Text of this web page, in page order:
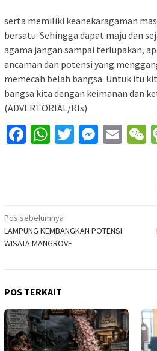
serta memiliki keanekaragaman
bersatu. Sehingga dapat maju dan
agama jangan sampai terlupakan,
ancaman dan potensi yang
memecah belah bangsa. Untuk itu
bangsa kita dengan keimanan dan
(ADVERTORIAL/Rls)
Facebook
WhatsApp
Twitter
Navigasi
pos
Pos sebelumnya
LAMPUNG KEMBANGKAN POTENSI
WISATA MANGROVE
POS TERKAIT